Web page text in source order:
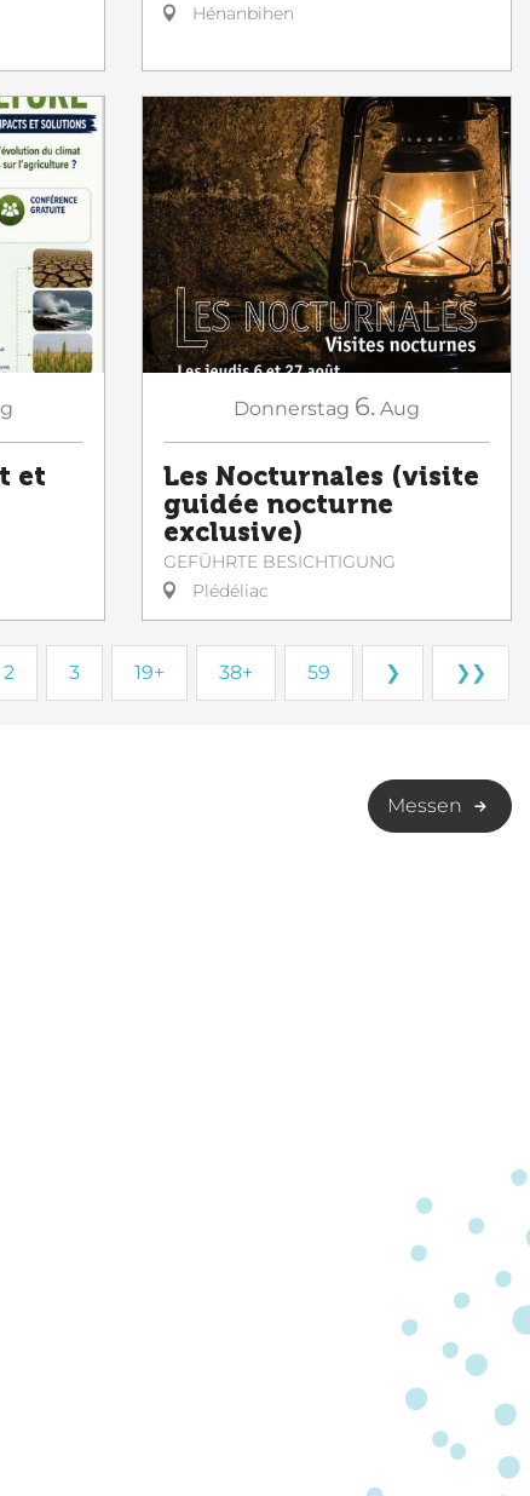
Hénanbihen
et
Donnerstag 6. Aug
Les Nocturnales (visite
guidée nocturne
exclusive)
GEFÜHRTE BESICHTIGUNG
Plédéliac
2 3 19+ 38+ 59 ❯ ❯❯
Messen